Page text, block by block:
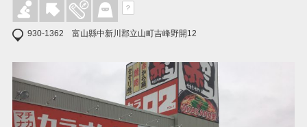
?
930-1362 富山縣中新川郡立山町吉峰野開12